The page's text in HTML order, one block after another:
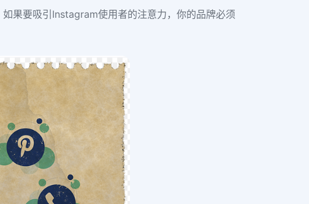
果要吸引Instagram使用者的注意力，你的品牌必须